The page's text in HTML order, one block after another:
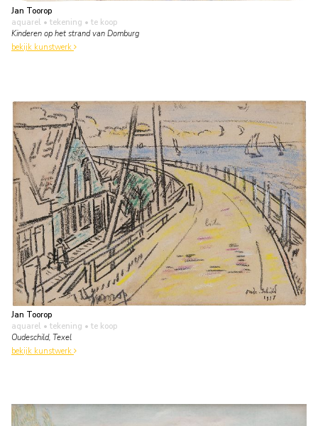
Jan Toorop
aquarel • tekening • te koop
Kinderen op het strand van Domburg
bekijk kunstwerk
Jan Toorop
aquarel • tekening • te koop
Oudeschild, Texel
bekijk kunstwerk